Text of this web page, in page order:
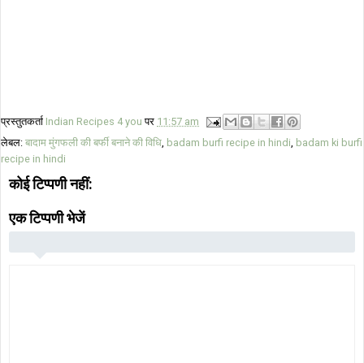
प्रस्तुतकर्ता Indian Recipes 4 you पर 11:57 am
लेबल: बादाम मुंगफली की बर्फी बनाने की वि‍धि, badam burfi recipe in hindi, badam ki burfi
recipe in hindi
कोई टिप्पणी नहीं:
एक टिप्पणी भेजें